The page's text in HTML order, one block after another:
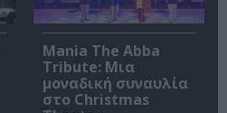
Mania The Abba
Tribute: Μια
μοναδική συναυλία
στο Christmas